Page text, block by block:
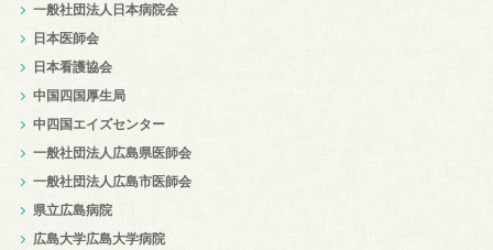
一般社団法人日本病院会
日本医師会
日本看護協会
中国四国厚生局
中四国エイズセンター
一般社団法人広島県医師会
一般社団法人広島市医師会
県立広島病院
広島大学広島大学病院